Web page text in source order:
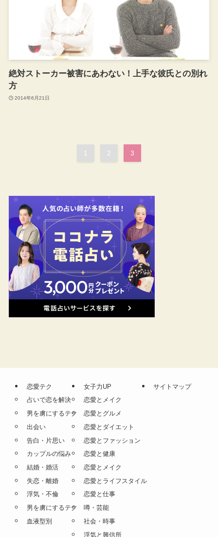
絶対ストーカー被害にあわない！上手な彼氏との別れ
方
2014年6月21日
1 2 3
恋愛テク
占いで恋を解決
男を虜にするテク
出会い
告白・片思い
カップルの悩み
結婚・婚活
失恋・離婚
浮気・不倫
男を虜にするテク
血液型別
女子力UP
恋愛とメイク
恋愛とグルメ
恋愛とダイエット
恋愛とファッション
恋愛と健康
恋愛とメイク
恋愛とライフスタイル
恋愛と仕事
噂・芸能
社会・時事
浮気と興信所
サイトマップ